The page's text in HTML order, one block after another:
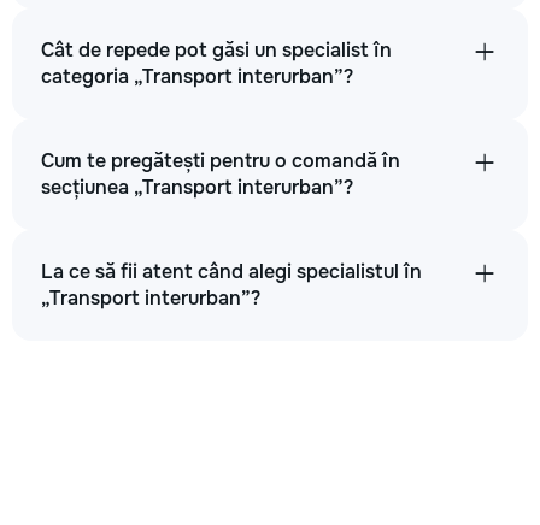
Cât de repede pot găsi un specialist în
categoria „Transport interurban”?
Cum te pregătești pentru o comandă în
secțiunea „Transport interurban”?
La ce să fii atent când alegi specialistul în
„Transport interurban”?